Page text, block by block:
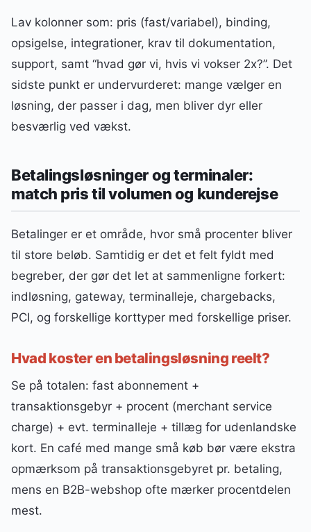
Lav kolonner som: pris (fast/variabel), binding,
opsigelse, integrationer, krav til dokumentation,
support, samt “hvad gør vi, hvis vi vokser 2x?”. Det
sidste punkt er undervurderet: mange vælger en
løsning, der passer i dag, men bliver dyr eller
besværlig ved vækst.
Betalingsløsninger og terminaler:
match pris til volumen og kunderejse
Betalinger er et område, hvor små procenter bliver
til store beløb. Samtidig er det et felt fyldt med
begreber, der gør det let at sammenligne forkert:
indløsning, gateway, terminalleje, chargebacks,
PCI, og forskellige korttyper med forskellige priser.
Hvad koster en betalingsløsning reelt?
Se på totalen: fast abonnement +
transaktionsgebyr + procent (merchant service
charge) + evt. terminalleje + tillæg for udenlandske
kort. En café med mange små køb bør være ekstra
opmærksom på transaktionsgebyret pr. betaling,
mens en B2B-webshop ofte mærker procentdelen
mest.